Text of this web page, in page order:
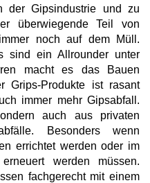
der Gipsindustrie und zu
überwiegende Teil von
noch auf dem Müll.
sind ein Allrounder unter
macht es das Bauen
Grips-Produkte ist rasant
immer mehr Gipsabfall.
auch aus privaten
Besonders wenn
errichtet werden oder im
werden müssen.
fachgerecht mit einem